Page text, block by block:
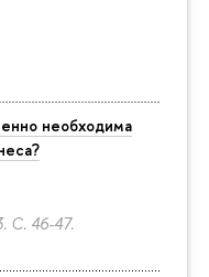
необходима
С. 46-47.